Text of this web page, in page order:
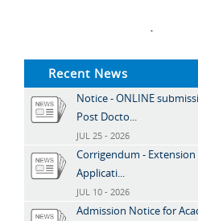
Recent News
Notice - ONLINE
Post Docto...
JUL 25 - 2026
Corrigendum -
Applicati...
JUL 10 - 2026
Admission Notice for